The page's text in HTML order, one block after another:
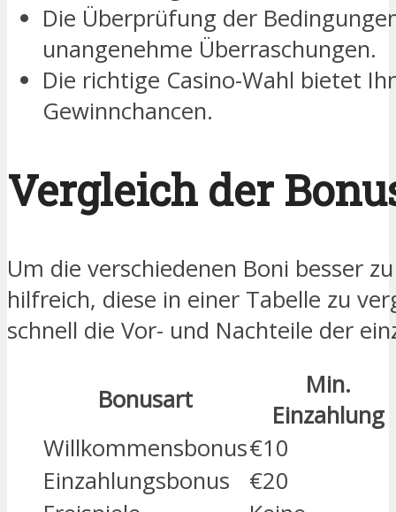
Die Überprüfung der
unangenehme Überraschungen.
Die richtige Casino-Wahl bietet
Gewinnchancen.
Vergleich der
Um die verschiedenen Boni besser
hilfreich, diese in einer Tabelle zu
schnell die Vor- und Nachteile der
Bonusart
Min.
Einzahlung
Willkommensbonus€10
Einzahlungsbonus
€20